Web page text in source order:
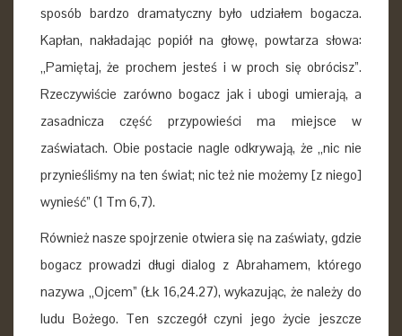
sposób bardzo dramatyczny było udziałem bogacza.
Kapłan, nakładając popiół na głowę, powtarza słowa:
„Pamiętaj, że prochem jesteś i w proch się obrócisz”.
Rzeczywiście zarówno bogacz jak i ubogi umierają, a
zasadnicza część przypowieści ma miejsce w
zaświatach. Obie postacie nagle odkrywają, że „nic nie
przynieśliśmy na ten świat; nic też nie możemy [z niego]
wynieść” (1 Tm 6,7).
Również nasze spojrzenie otwiera się na zaświaty, gdzie
bogacz prowadzi długi dialog z Abrahamem, którego
nazywa „Ojcem” (Łk 16,24.27), wykazując, że należy do
ludu Bożego. Ten szczegół czyni jego życie jeszcze